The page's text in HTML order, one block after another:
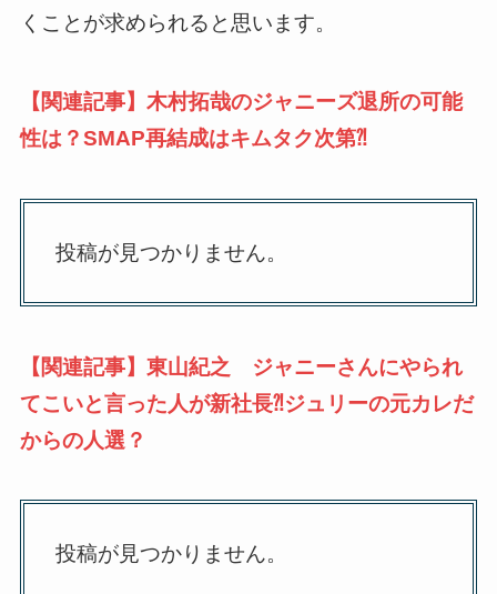
くことが求められると思います。
【関連記事】木村拓哉のジャニーズ退所の可能
性は？SMAP再結成はキムタク次第⁈
投稿が見つかりません。
【関連記事】東山紀之 ジャニーさんにやられ
てこいと言った人が新社長⁈ジュリーの元カレだ
からの人選？
投稿が見つかりません。